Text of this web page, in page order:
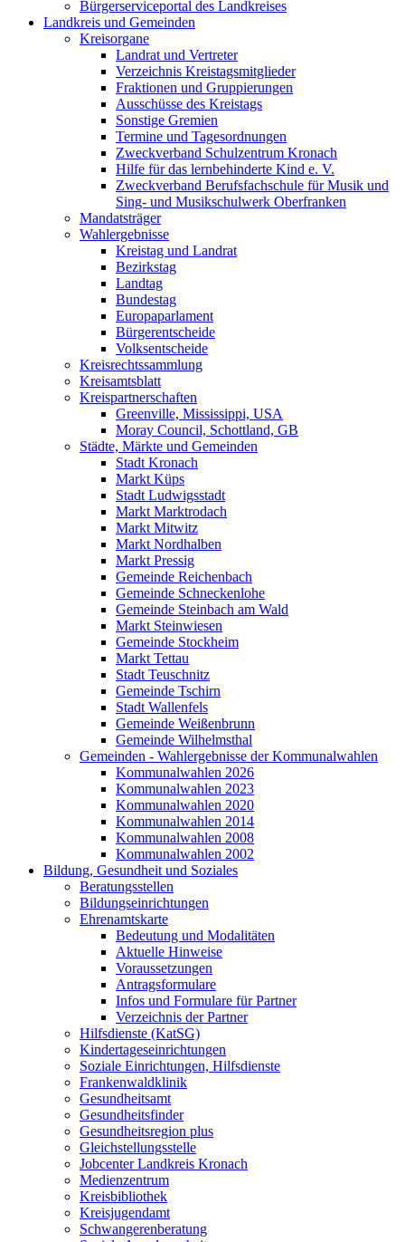
Bürgerserviceportal des Landkreises
Landkreis und Gemeinden
Kreisorgane
Landrat und Vertreter
Verzeichnis Kreistagsmitglieder
Fraktionen und Gruppierungen
Ausschüsse des Kreistags
Sonstige Gremien
Termine und Tagesordnungen
Zweckverband Schulzentrum Kronach
Hilfe für das lernbehinderte Kind e. V.
Zweckverband Berufsfachschule für Musik und
Sing- und Musikschulwerk Oberfranken
Mandatsträger
Wahlergebnisse
Kreistag und Landrat
Bezirkstag
Landtag
Bundestag
Europaparlament
Bürgerentscheide
Volksentscheide
Kreisrechtssammlung
Kreisamtsblatt
Kreispartnerschaften
Greenville, Mississippi, USA
Moray Council, Schottland, GB
Städte, Märkte und Gemeinden
Stadt Kronach
Markt Küps
Stadt Ludwigsstadt
Markt Marktrodach
Markt Mitwitz
Markt Nordhalben
Markt Pressig
Gemeinde Reichenbach
Gemeinde Schneckenlohe
Gemeinde Steinbach am Wald
Markt Steinwiesen
Gemeinde Stockheim
Markt Tettau
Stadt Teuschnitz
Gemeinde Tschirn
Stadt Wallenfels
Gemeinde Weißenbrunn
Gemeinde Wilhelmsthal
Gemeinden - Wahlergebnisse der Kommunalwahlen
Kommunalwahlen 2026
Kommunalwahlen 2023
Kommunalwahlen 2020
Kommunalwahlen 2014
Kommunalwahlen 2008
Kommunalwahlen 2002
Bildung, Gesundheit und Soziales
Beratungsstellen
Bildungseinrichtungen
Ehrenamtskarte
Bedeutung und Modalitäten
Aktuelle Hinweise
Voraussetzungen
Antragsformulare
Infos und Formulare für Partner
Verzeichnis der Partner
Hilfsdienste (KatSG)
Kindertageseinrichtungen
Soziale Einrichtungen, Hilfsdienste
Frankenwaldklinik
Gesundheitsamt
Gesundheitsfinder
Gesundheitsregion plus
Gleichstellungsstelle
Jobcenter Landkreis Kronach
Medienzentrum
Kreisbibliothek
Kreisjugendamt
Schwangerenberatung